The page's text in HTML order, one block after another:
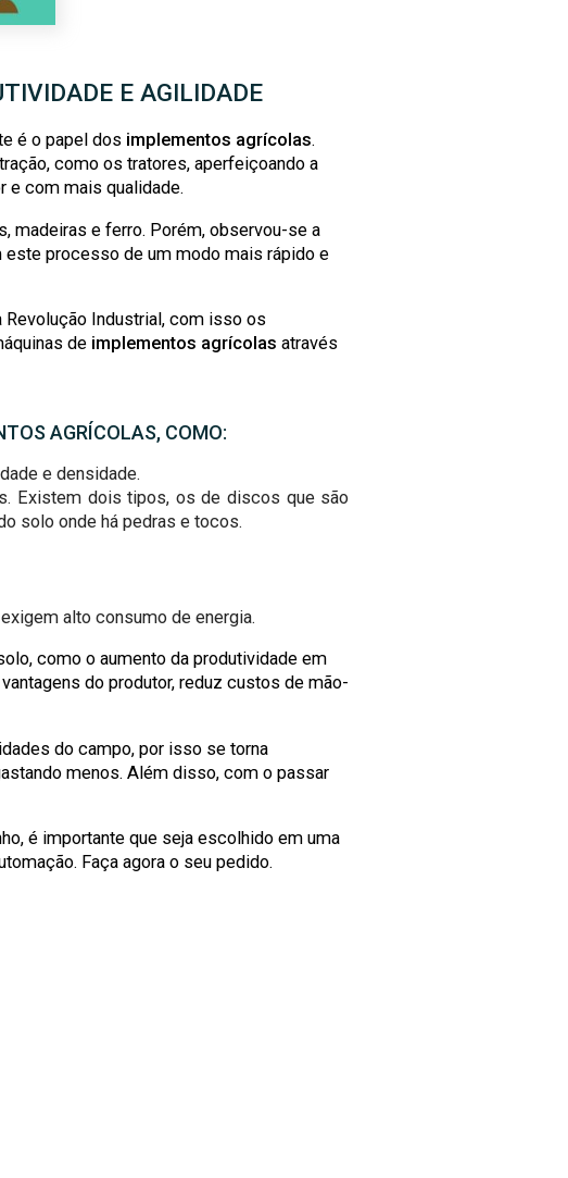
E AGILIDADE
é o papel dos implementos agrícolas.
como os tratores, aperfeiçoando a
e com mais qualidade.
madeiras e ferro. Porém, observou-se a
processo de um modo mais rápido e
Industrial, com isso os
de implementos agrícolas através
AGRÍCOLAS, COMO:
e densidade.
Existem dois tipos, os de discos que são
solo onde há pedras e tocos.
alto consumo de energia.
como o aumento da produtividade em
do produtor, reduz custos de mão-
do campo, por isso se torna
menos. Além disso, com o passar
é importante que seja escolhido em uma
Faça agora o seu pedido.